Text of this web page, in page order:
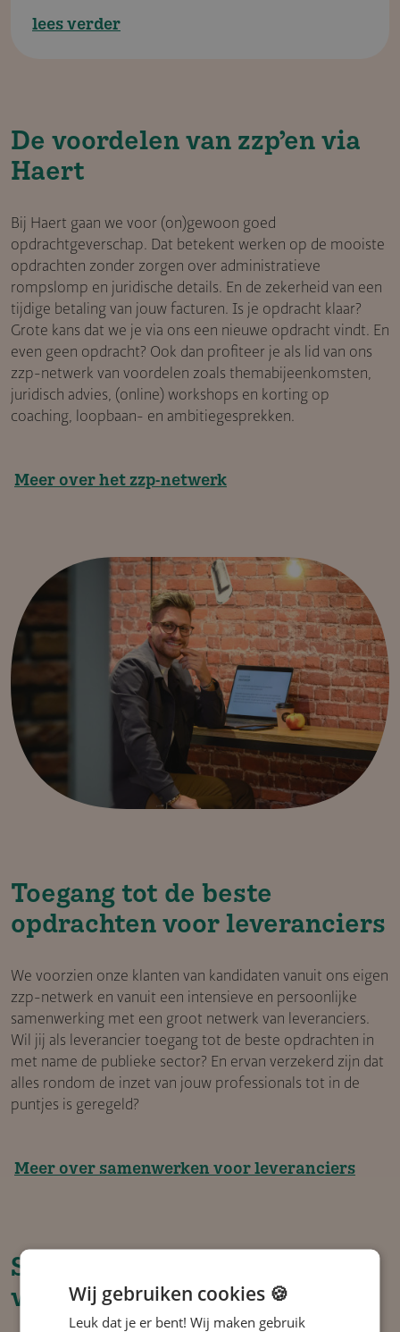
lees verder
De voordelen van zzp’en via
Haert
Bij Haert gaan we voor (on)gewoon goed
opdrachtgeverschap. Dat betekent werken op de mooiste
opdrachten zonder zorgen over administratieve
rompslomp en juridische details. En de zekerheid van een
tijdige betaling van jouw facturen. Is je opdracht klaar?
Grote kans dat we je via ons een nieuwe opdracht vindt. En
even geen opdracht? Ook dan profiteer je als lid van ons
zzp-netwerk van voordelen zoals themabijeenkomsten,
juridisch advies, (online) workshops en korting op
coaching, loopbaan- en ambitiegesprekken.
Meer over het zzp-netwerk
Toegang tot de beste
opdrachten voor leveranciers
We voorzien onze klanten van kandidaten vanuit ons eigen
zzp-netwerk en vanuit een intensieve en persoonlijke
samenwerking met een groot netwerk van leveranciers.
Wil jij als leverancier toegang tot de beste opdrachten in
met name de publieke sector? En ervan verzekerd zijn dat
alles rondom de inzet van jouw professionals tot in de
puntjes is geregeld?
Meer over samenwerken voor leveranciers
Schijnzelfstandigheid
voorkomen
Wij gebruiken cookies 🍪
Leuk dat je er bent! Wij maken gebruik